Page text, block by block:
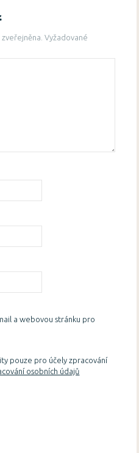
Vyžadované
a webovou stránku pro
pouze pro účely zpracování
osobních údajů